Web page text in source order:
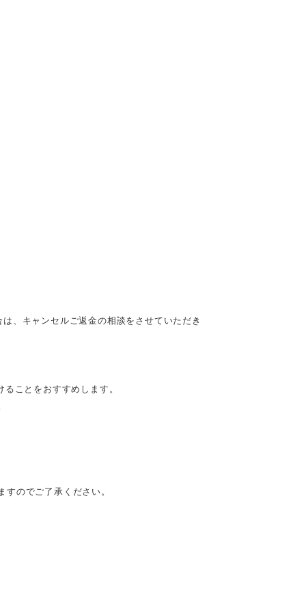
、キャンセルご返金の相談をさせていただき
ことをおすすめします。
のでご了承ください。